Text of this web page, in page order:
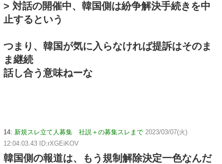
> 対話の開催中、韓国側は紛争解決手続きを中
止するという
つまり、韓国が気に入らなければ提訴はそのま
ま継続
話し合う意味ねーな
14: 新規スレ立て人募集 社説＋の募集スレまで 2023/03/07(火)
12:04:03.43 ID:rXGEiKOV
韓国側の報道は、もう規制解除決定一色なんだ